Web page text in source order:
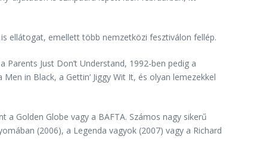
ellátogat, emellett több nemzetközi fesztiválon fellép.
Just Don’t Understand, 1992-ben pedig a
in Black, a Gettin’ Jiggy Wit It, és olyan lemezekkel
Golden Globe vagy a BAFTA. Számos nagy sikerű
(2006), a Legenda vagyok (2007) vagy a Richard